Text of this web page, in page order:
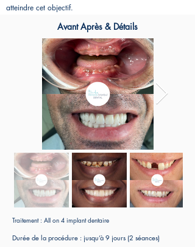
atteindre cet objectif.
Avant Après & Détails
Traitement : All on 4 implant dentaire
Durée de la procédure : jusqu’à 9 jours (2 séances)